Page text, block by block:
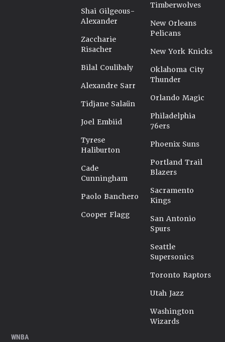
Shai Gilgeous-
Alexander
Zaccharie
Risacher
Bilal Coulibaly
Alexandre Sarr
Tidjane Salaün
Joel Embiid
Tyrese
Haliburton
Cade
Cunningham
Paolo Banchero
Cooper Flagg
Timberwolves
New Orleans
Pelicans
New York Knicks
Oklahoma City
Thunder
Orlando Magic
Philadelphia
76ers
Phoenix Suns
Portland Trail
Blazers
Sacramento
Kings
San Antonio
Spurs
Seattle
Supersonics
Toronto Raptors
Utah Jazz
Washington
Wizards
WNBA